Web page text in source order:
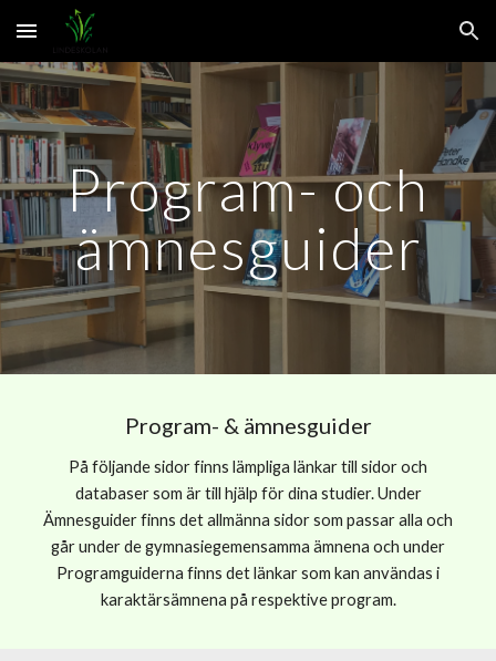
Skip to main content Skip to navigation
Program- och
ämnesguider
Program- & ämnesguider
På följande sidor finns lämpliga länkar till sidor och
databaser som är till hjälp för dina studier. Under
Ämnesguider finns det allmänna sidor som passar alla och
går under de gymnasiegemensamma ämnena och under
Programguiderna finns det länkar som kan användas i
karaktärsämnena på respektive program.